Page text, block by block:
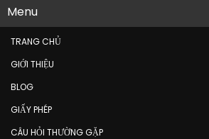
Menu
TRANG CHỦ
GIỚI THIỆU
BLOG
GIẤY PHÉP
CÂU HỎI THƯỜNG GẶP